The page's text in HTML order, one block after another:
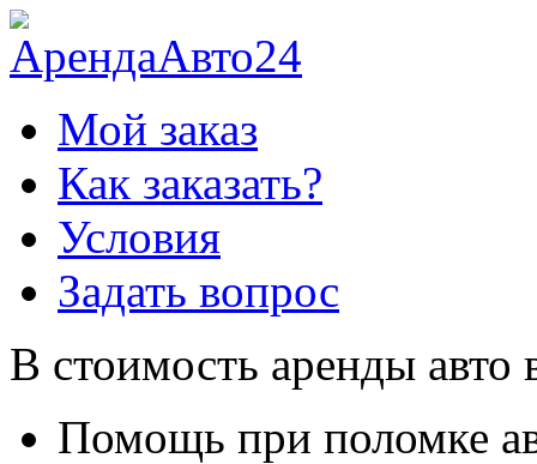
Мой заказ
Как заказать?
Условия
Задать вопрос
В стоимость аренды авто
Помощь при поломке